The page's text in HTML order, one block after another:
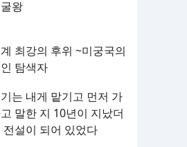
왕
최강의 후위 ~미궁국의
탐색자
는 내게 맡기고 먼저 가
말한 지 10년이 지났더
전설이 되어 있었다